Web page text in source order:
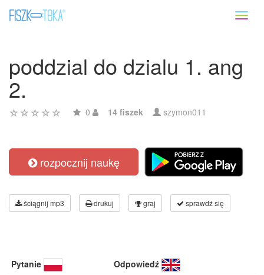
poddzial do dzialu 1. ang
2.
0 14 fiszek szymon011
rozpocznij naukę
ściągnij mp3 drukuj graj sprawdź się
Pytanie Odpowiedź